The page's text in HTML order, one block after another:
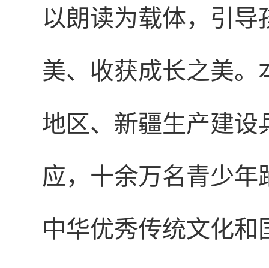
以朗读为载体，引
美、收获成长之美
地区、新疆生产建设
应，十余万名青少
中华优秀传统文化